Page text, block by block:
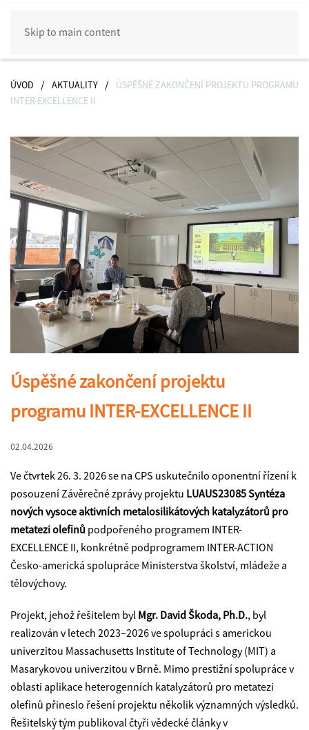
Skip to main content
ÚVOD AKTUALITY
ÚSPĚŠNÉ ZAKONČENÍ PROJEKTU PROGRAMU
INTER-EXCELLENCE II
Úspěšné zakončení projektu
programu INTER-EXCELLENCE II
02.04.2026
Ve čtvrtek 26. 3. 2026 se na CPS uskutečnilo oponentní řízení k
posouzení Závěrečné zprávy projektu LUAUS23085 Syntéza
nových vysoce aktivních metalosilikátových katalyzátorů pro
metatezi olefinů podpořeného programem INTER-
EXCELLENCE II, konkrétně podprogramem INTER-ACTION
Česko-americká spolupráce Ministerstva školství, mládeže a
tělovýchovy.
Projekt, jehož řešitelem byl Mgr. David Škoda, Ph.D., byl
realizován v letech 2023–2026 ve spolupráci s americkou
univerzitou Massachusetts Institute of Technology (MIT) a
Masarykovou univerzitou v Brně. Mimo prestižní spolupráce v
oblasti aplikace heterogenních katalyzátorů pro metatezi
olefinů přineslo řešení projektu několik významných výsledků.
Řešitelský tým publikoval čtyři vědecké články v